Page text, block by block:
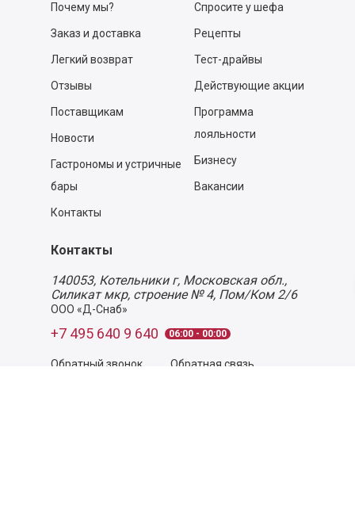
Почему мы?
Заказ и доставка
Легкий возврат
Отзывы
Поставщикам
Новости
Гастрономы и устричные
бары
Контакты
Спросите у шефа
Рецепты
Тест-драйвы
Действующие акции
Программа
лояльности
Бизнесу
Вакансии
Контакты
140053, Котельники г, Московская обл.,
Силикат мкр, строение № 4, Пом/Ком 2/6
ООО «Д-Снаб»
+7 495 640 9 640 06:00 - 00:00
Обратный звонок Обратная связь